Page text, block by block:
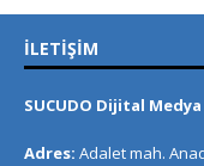
İLETIŞIM
SUCUDO Dijital
Adres: Adalet mah.